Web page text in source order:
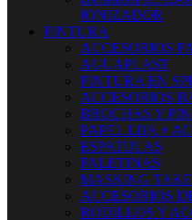
IONIZADOR
PINTURA
ACCESORIOS
AGUAPLAST
PINTURA EN
ACCESORIOS
BROCHAS Y
PAPEL LIJA +
ESPATULAS
PALETINAS
MASKING TAKE
ACCESORIOS
RODILLOS Y